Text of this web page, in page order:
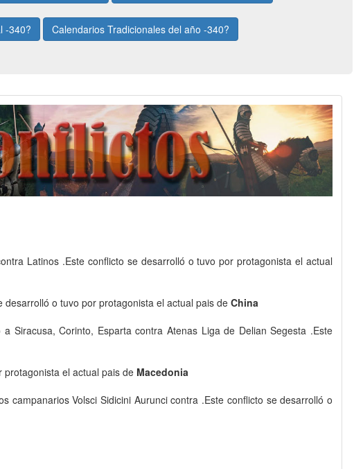
-340? Calendarios Tradicionales del año -340?
Latinos .Este conflicto se desarrolló o tuvo por protagonista el actual
desarrolló o tuvo por protagonista el actual pais de China
Siracusa, Corinto, Esparta contra Atenas Liga de Delian Segesta .Este
el actual pais de Macedonia
campanarios Volsci Sidicini Aurunci contra .Este conflicto se desarrolló o